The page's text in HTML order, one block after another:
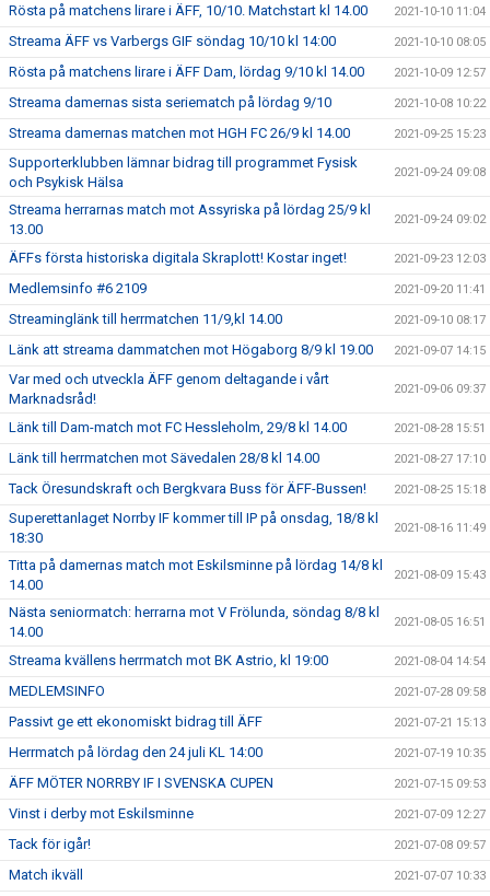
Rösta på matchens lirare i ÄFF, 10/10. Matchstart kl 14.00 2021-10-10 11:04
Streama ÄFF vs Varbergs GIF söndag 10/10 kl 14:00 2021-10-10 08:05
Rösta på matchens lirare i ÄFF Dam, lördag 9/10 kl 14.00 2021-10-09 12:57
Streama damernas sista seriematch på lördag 9/10 2021-10-08 10:22
Streama damernas matchen mot HGH FC 26/9 kl 14.00 2021-09-25 15:23
Supporterklubben lämnar bidrag till programmet Fysisk
och Psykisk Hälsa
2021-09-24 09:08
Streama herrarnas match mot Assyriska på lördag 25/9 kl
13.00
2021-09-24 09:02
ÄFFs första historiska digitala Skraplott! Kostar inget! 2021-09-23 12:03
Medlemsinfo #6 2109 2021-09-20 11:41
Streaminglänk till herrmatchen 11/9,kl 14.00 2021-09-10 08:17
Länk att streama dammatchen mot Högaborg 8/9 kl 19.00 2021-09-07 14:15
Var med och utveckla ÄFF genom deltagande i vårt
Marknadsråd!
2021-09-06 09:37
Länk till Dam-match mot FC Hessleholm, 29/8 kl 14.00 2021-08-28 15:51
Länk till herrmatchen mot Sävedalen 28/8 kl 14.00 2021-08-27 17:10
Tack Öresundskraft och Bergkvara Buss för ÄFF-Bussen! 2021-08-25 15:18
Superettanlaget Norrby IF kommer till IP på onsdag, 18/8 kl
18:30
2021-08-16 11:49
Titta på damernas match mot Eskilsminne på lördag 14/8 kl
14.00
2021-08-09 15:43
Nästa seniormatch: herrarna mot V Frölunda, söndag 8/8 kl
14.00
2021-08-05 16:51
Streama kvällens herrmatch mot BK Astrio, kl 19:00 2021-08-04 14:54
MEDLEMSINFO 2021-07-28 09:58
Passivt ge ett ekonomiskt bidrag till ÄFF 2021-07-21 15:13
Herrmatch på lördag den 24 juli KL 14:00 2021-07-19 10:35
ÄFF MÖTER NORRBY IF I SVENSKA CUPEN 2021-07-15 09:53
Vinst i derby mot Eskilsminne 2021-07-09 12:27
Tack för igår! 2021-07-08 09:57
Match ikväll 2021-07-07 10:33